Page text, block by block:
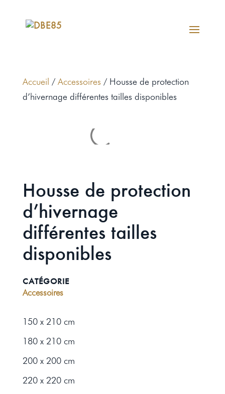
Accueil / Accessoires / Housse de protection
d’hivernage différentes tailles disponibles
Housse de protection
d’hivernage
différentes tailles
disponibles
CATÉGORIE
Accessoires
150 x 210 cm
180 x 210 cm
200 x 200 cm
220 x 220 cm